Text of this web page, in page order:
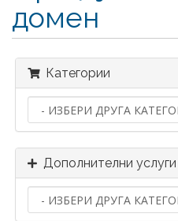
домен
Категории
Дополнителни услуги